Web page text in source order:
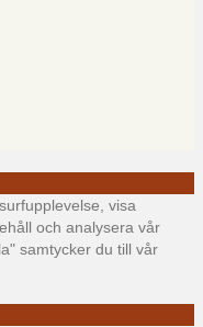
visa
och analysera vår
samtycker du till vår